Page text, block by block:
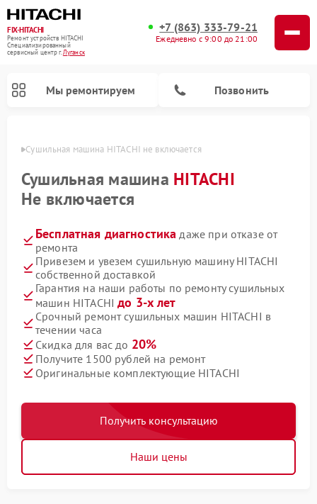
FIX-HITACHI
Ремонт устройств HITACHI
Специализированный
cервисный центр г.Луганск
+7 (863) 333-79-21
Ежедневно с 9:00 до 21:00
Мы ремонтируем Позвонить
Сушильная машина HITACHI не включается
Сушильная машина HITACHI
Не включается
Бесплатная диагностика даже при отказе от
ремонта
Привезем и увезем сушильную машину HITACHI
собственной доставкой
Гарантия на наши работы по ремонту сушильных
машин HITACHIдо 3-х лет
Срочный ремонт сушильных машин HITACHI в
течении часа
Скидка для вас до 20%
Получите 1500 рублей на ремонт
Оригинальные комплектующие HITACHI
Получить консультацию
Наши цены